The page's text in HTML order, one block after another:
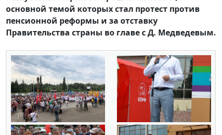
основной темой которых стал протест против
пенсионной реформы и за отставку
Правительства страны во главе с Д. Медведевым.